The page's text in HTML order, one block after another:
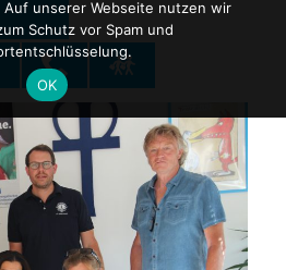
Auf unserer Webseite nutzen wir
Schutz vor Spam und
OK